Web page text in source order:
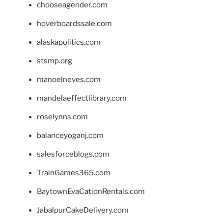
chooseagender.com
hoverboardssale.com
alaskapolitics.com
stsmp.org
manoelneves.com
mandelaeffectlibrary.com
roselynns.com
balanceyoganj.com
salesforceblogs.com
TrainGames365.com
BaytownEvaCationRentals.com
JabalpurCakeDelivery.com